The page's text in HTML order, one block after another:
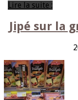
Lire la suite ;
Jipé sur la